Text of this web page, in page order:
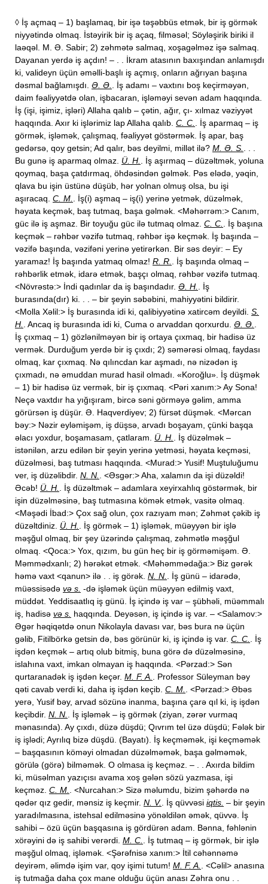
◊ İş açmaq – 1) başlamaq, bir işə təşəbbüs etmək, bir iş görmək
niyyətində olmaq. İstəyirik bir iş açaq, filməsəl; Söyləşirik biriki il
laəqəl. M. Ə. Sabir; 2) zəhmətə salmaq, xoşagəlməz işə salmaq.
Dayanan yerdə iş açdın! – . . İkram atasının baxışından anlamışdı
ki, valideyn üçün əməlli-başlı iş açmış, onların ağrıyan başına
dəsmal bağlamışdı. Ə. Ə.
. İş adamı – vaxtını boş keçirməyən,
daim fəaliyyətdə olan, işbacaran, işləməyi sevən adam haqqında.
İş (işi, işimiz, işləri) Allaha qalıb – çətin, ağır, çı- xılmaz vəziyyət
haqqında. Axır ki işlərimiz lap Allaha qalıb. C. C.
. İş aparmaq – iş
görmək, işləmək, çalışmaq, fəaliyyət göstərmək. İş apar, baş
gedərsə, qoy getsin; Ad qalır, bəs deyilmi, millət ilə? M. Ə. S.
Bu gunə iş aparmaq olmaz. Ü. H.
. İş aşırmaq – düzəltmək, yoluna
qoymaq, başa çatdırmaq, öhdəsindən gəlmək. Pəs elədə, yəqin,
qlava bu işin üstünə düşüb, hər yolnan olmuş olsa, bu işi
aşıracaq. C. M.
. İş(i) aşmaq – iş(i) yerinə yetmək, düzəlmək,
həyata keçmək, baş tutmaq, başa gəlmək. <Məhərrəm:> Canım,
güc ilə iş aşmaz. Bir toyuğu güc ilə tutmaq olmaz. C. C.
. İş başına
keçmək – rəhbər vəzifə tutmaq, rəhbər işə keçmək. İş başında –
vəzifə başında, vəzifəni yerinə yetirərkən. Bir səs deyir: – Ey
yaramaz! İş başında yatmaq olmaz! R. R.
. İş başında olmaq –
rəhbərlik etmək, idarə etmək, başçı olmaq, rəhbər vəzifə tutmaq.
<Növrəstə:> İndi qadınlar da iş başındadır. Ə. H.
. İş
burasında(dır) ki. . . – bir şeyin səbəbini, mahiyyətini bildirir.
<Molla Xəlil:> İş burasında idi ki, qalibiyyətinə xatircəm deyildi. S.
H.
. Ancaq iş burasında idi ki, Cuma o arvaddan qorxurdu. Ə. Ə.
İş çıxmaq – 1) gözlənilməyən bir iş ortaya çıxmaq, bir hadisə üz
vermək. Durduğum yerdə bir iş çıxdı; 2) səmərəsi olmaq, faydası
olmaq, kar çıxmaq. Nə qılıncdan kar aşmadı, nə nizədən iş
çıxmadı, nə əmuddan murad hasil olmadı. «Koroğlu». İş düşmək
– 1) bir hadisə üz vermək, bir iş çıxmaq. <Pəri xanım:> Ay Sona!
Neçə vaxtdır ha yığışıram, bircə səni görməyə gəlim, amma
görürsən iş düşür. Ə. Haqverdiyev; 2) fürsət düşmək. <Mərcan
bəy:> Nəzir eyləmişəm, iş düşsə, arvadı boşayam, çünki başqa
əlacı yoxdur, boşamasam, çatlaram. Ü. H.
. İş düzəlmək –
istənilən, arzu edilən bir şeyin yerinə yetməsi, həyata keçməsi,
düzəlməsi, baş tutması haqqında. <Murad:> Yusif! Muştuluğumu
ver, iş düzəlibdir. N. N.
. <Əsgər:> Aha, xalamın da işi düzəldi!
Əcəb! Ü. H.
. İş düzəltmək – adamlara xeyirxahlıq göstərmək, bir
işin düzəlməsinə, baş tutmasına kömək etmək, vasitə olmaq.
<Məşədi İbad:> Çox sağ olun, çox razıyam mən; Zəhmət çəkib iş
düzəltdiniz. Ü. H.
. İş görmək – 1) işləmək, müəyyən bir işlə
məşğul olmaq, bir şey üzərində çalışmaq, zəhmətlə məşğul
olmaq. <Qoca:> Yox, qızım, bu gün heç bir iş görməmişəm. Ə.
Məmmədxanlı; 2) hərəkət etmək. <Məhəmmədağa:> Biz gərək
həmə vaxt <qanun> ilə . . iş görək. N. N.
. İş günü – idarədə,
müəssisədə və s. -də işləmək üçün müəyyən edilmiş vaxt,
müddət. Yeddisaatlıq iş günü. İş içində iş var – şübhəli, müəmmalı
iş, hadisə və s. haqqında. Deyəsən, iş içində iş var. – <Salamov:>
Əgər həqiqətdə onun Nikolayla davası var, bəs bura nə üçün
gəlib, Fitilbörkə getsin də, bəs görünür ki, iş içində iş var. C. C.
. İş
işdən keçmək – artıq olub bitmiş, buna görə də düzəlməsinə,
islahına vaxt, imkan olmayan iş haqqında. <Pərzad:> Sən
qurtaranadək iş işdən keçər. M. F. A.
. Professor Süleyman bəy
qəti cavab verdi ki, daha iş işdən keçib. C. M.
. <Pərzad:> Əbəs
yerə, Yusif bəy, arvad sözünə inanma, başına çarə qıl ki, iş işdən
keçibdir. N. N.
. İş işləmək – iş görmək (ziyan, zərər vurmaq
mənasında). Ay çıxdı, düzə düşdü; Qıvrım tel üzə düşdü; Fələk bir
iş işlədi; Ayrılıq bizə düşdü. (Bayatı). İş keçməmək, işi keçməmək
– başqasının köməyi olmadan düzəlməmək, başa gəlməmək,
görülə (görə) bilməmək. O olmasa iş keçməz. – . . Axırda bildim
ki, müsəlman yazıçısı avama xoş gələn sözü yazmasa, işi
keçməz. C. M.
. <Nurcahan:> Sizə məlumdu, bizim şəhərdə nə
qədər qız gedir, mənsiz iş keçmir. N. V. . İş qüvvəsi iqtis. – bir şeyin
yaradılmasına, istehsal edilməsinə yönəldilən əmək, qüvvə. İş
sahibi – özü üçün başqasına iş gördürən adam. Bənna, fəhlənin
xörəyini də iş sahibi verərdi. M. C.
. İş tutmaq – iş görmək, bir işlə
məşğul olmaq, işləmək. <Şərəfnisə xanım:> İtil cəhənnəmə
deyirəm, əlimdə işim var, qoy işimi tutum! M. F. A.
. <Cəlil> anasına
iş tutmağa daha çox mane olduğu üçün anası Zəhra onu . .